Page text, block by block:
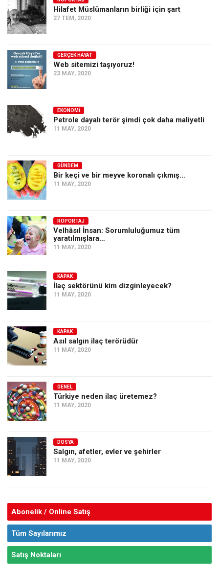
Ekonomi
Spor
Sağlık
Gıda-Beslenme
Türkiye
Siyaset
Dünya
Asya
Amerika
Avustralya
Tarih
Düşünce
Dosyalar
Hilafet Müslümanların birliği için şart
27 TEM, 2020
GERÇEK HAYAT
Web sitemizi taşıyoruz!
23 MAY, 2020
EKONOMI
Petrole dayalı terör şimdi çok daha maliyetli
11 MAY, 2020
GÜNDEM
Bir keçi ve bir meyve koronalı çıkmış…
11 MAY, 2020
RÖPORTAJ
Velhâsıl İnsan: Sorumluluğumuz tüm
yaratılmışlara…
11 MAY, 2020
KAPAK
İlaç sektörünü kim dizginleyecek?
11 MAY, 2020
KAPAK
Asıl salgın ilaç terörüdür
11 MAY, 2020
GENEL
Türkiye neden ilaç üretemez?
11 MAY, 2020
DOSYA
Salgın, afetler, evler ve şehirler
11 MAY, 2020
Abonelik / Online Satış
Tüm Sayılarımız
Satış Noktaları